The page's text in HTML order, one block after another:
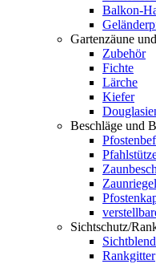
Balkon-
Gartenzäune
Zubehör
Fichte
Lärche
Kiefer
Beschläge und
Sichtschutz/
Rankgitter